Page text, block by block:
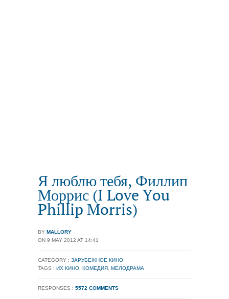
Я люблю тебя, Филлип
Моррис (I Love You
Phillip Morris)
BY MALLORY
ON 9 MAY 2012 AT 14:41
CATEGORY : ЗАРУБЕЖНОЕ КИНО
TAGS : ИХ КИНО КОМЕДИЯ МЕЛОДРАМА
RESPONSES : 5572 COMMENTS